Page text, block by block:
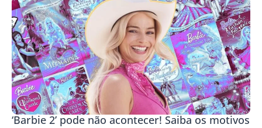
‘Barbie 2’ pode não acontecer! Saiba os motivos